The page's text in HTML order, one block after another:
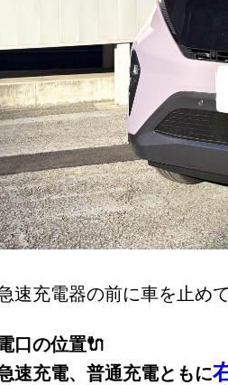
速充電器の前に車を止めて
口の位置🔌
速充電、普通充電ともに